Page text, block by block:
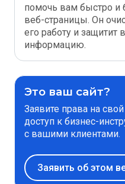
помочь вам быстро и
веб-страницы. Он
его работу и защитит
информацию.
Это ваш сайт?
Заявите права на
доступ к бизнес-
с вашими клиентами.
Заявить об этом